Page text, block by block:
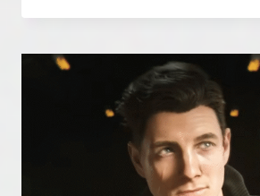
THE
SLAYER
ODHALUJE
PRVNÍ
DETAILY
ZÁBĚRY
HRANÍ